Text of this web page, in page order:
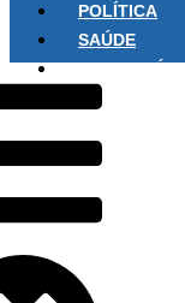
POLÍTICA
SAÚDE
SOBRE NÓS